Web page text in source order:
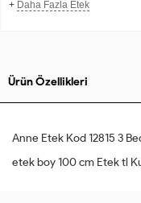
+ Daha Fazla Etek
Ürün Özellikleri
Anne Etek Kod 12815 3
etek boy 100 cm Etek tl